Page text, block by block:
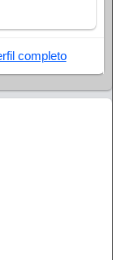
completo